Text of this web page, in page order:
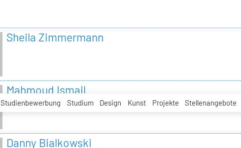
Studienbewerbung Studium Design Kunst Projekte Stellenangebote
Sheila Zimmermann
Mahmoud Ismail
Tutor Tonstudio
Danny Bialkowski